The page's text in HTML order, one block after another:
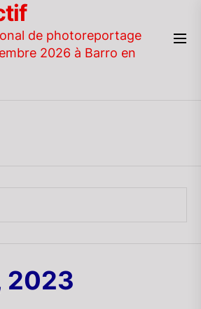
de photoreportage
2026 à Barro en
2023